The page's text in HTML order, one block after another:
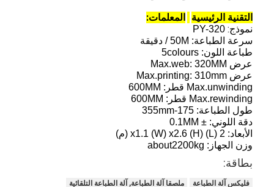
التقنية الرئيسية المعلمات:
نموذج: PY-320
سرعة الطباعة: 50M / دقيقة
طباعة اللون: 5colours
عرض Max.web: 320MM
عرض Max.printing:310mm
Max.unwinding قطر:
600MM
Max.rewinding قطر: 600MM
طول الطباعة: 175-355mm
دقة اللوني: ± 0.1MM
الأبعاد: 2 (L) x1.1 (W) x2.6 (H) (م)
وزن الجهاز: about2200kg
بطاقة:
فليكس آلة الطباعة
ملصقا آلة الطباعة, آلة الطباعة التلقائية